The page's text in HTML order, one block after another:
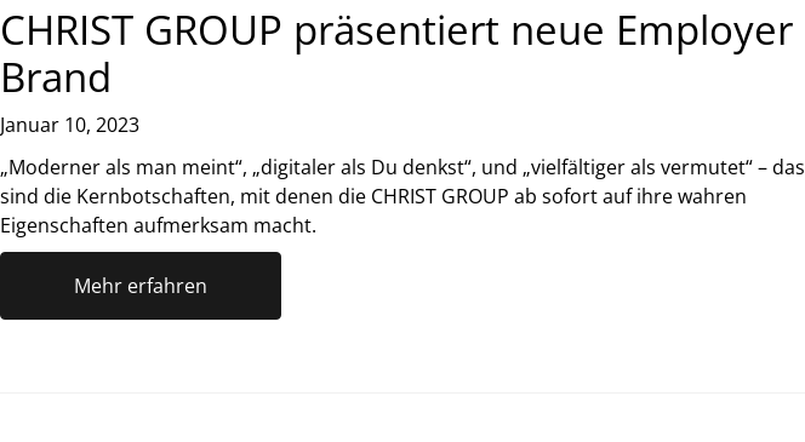
CHRIST GROUP präsentiert neue Employer
Brand
Januar 10, 2023
„Moderner als man meint“, „digitaler als Du denkst“, und „vielfältiger als vermutet“ – das
sind die Kernbotschaften, mit denen die CHRIST GROUP ab sofort auf ihre wahren
Eigenschaften aufmerksam macht.
Mehr erfahren